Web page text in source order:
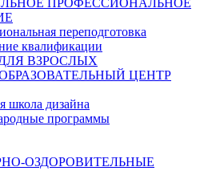
ПРОФЕССИОНАЛЬНОЕ
переподготовка
квалификации
ВЗРОСЛЫХ
ЦЕНТР
школа дизайна
программы
ОЗДОРОВИТЕЛЬНЫЕ